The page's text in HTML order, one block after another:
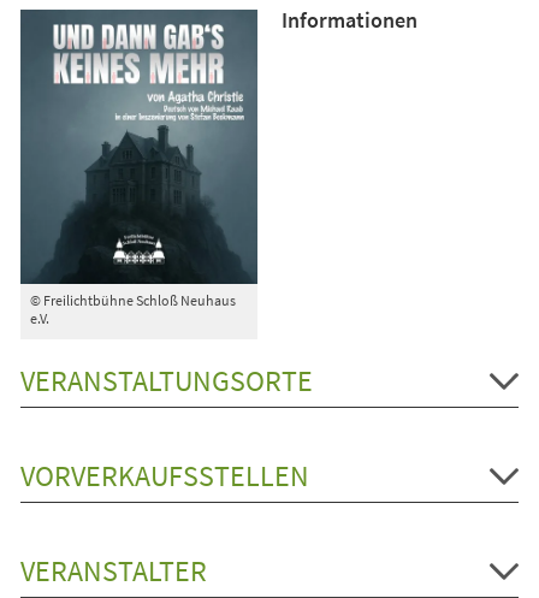
© Freilichtbühne Schloß Neuhaus
e.V.
Informationen
VERANSTALTUNGSORTE
VORVERKAUFSSTELLEN
VERANSTALTER